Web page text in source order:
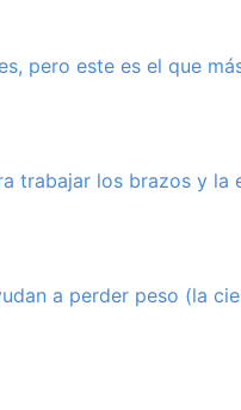
pero este es el que
trabajar los brazos y la
a perder peso (la